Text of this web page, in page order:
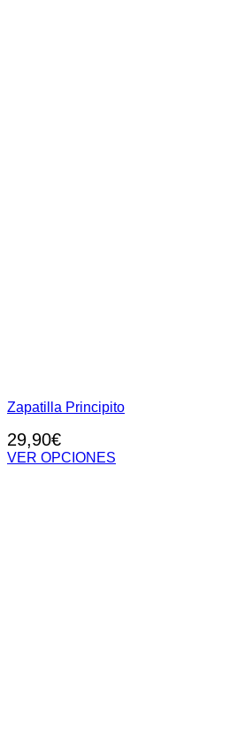
Zapatilla Principito
29,90€
VER OPCIONES